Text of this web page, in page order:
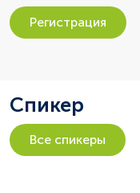
Регистрация
Спикер
Все спикеры